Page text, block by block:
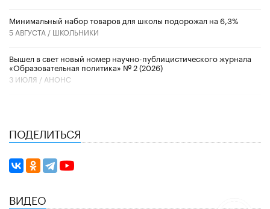
Минимальный набор товаров для школы подорожал на 6,3%
5 АВГУСТА / ШКОЛЬНИКИ
Вышел в свет новый номер научно-публицистического журнала
«Образовательная политика» № 2 (2026)
3 ИЮЛЯ / АНОНС
ПОДЕЛИТЬСЯ
ВИДЕО